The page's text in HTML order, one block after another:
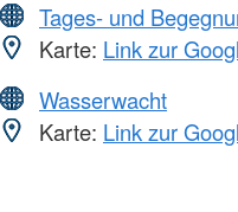
Tages- und
Karte: Link zur
Wasserwacht
Karte: Link zur